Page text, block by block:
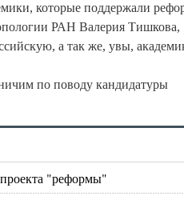
которые поддержали
РАН Валерия Тишкова,
а так же, увы,
по поводу кандидатуры
"реформы"